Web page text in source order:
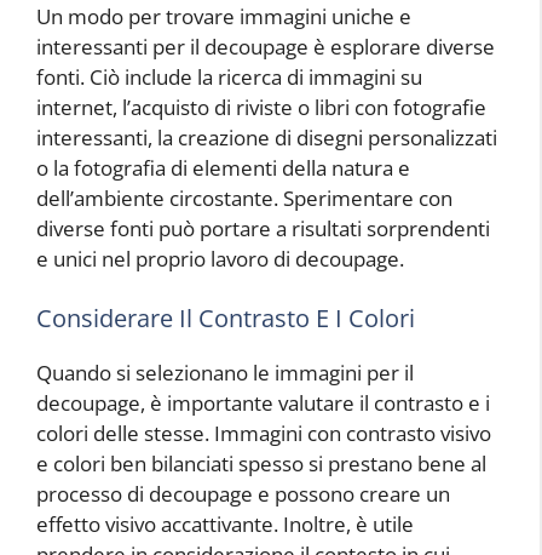
Un modo per trovare immagini uniche e
interessanti per il decoupage è esplorare diverse
fonti. Ciò include la ricerca di immagini su
internet, l’acquisto di riviste o libri con fotografie
interessanti, la creazione di disegni personalizzati
o la fotografia di elementi della natura e
dell’ambiente circostante. Sperimentare con
diverse fonti può portare a risultati sorprendenti
e unici nel proprio lavoro di decoupage.
Considerare Il Contrasto E I Colori
Quando si selezionano le immagini per il
decoupage, è importante valutare il contrasto e i
colori delle stesse. Immagini con contrasto visivo
e colori ben bilanciati spesso si prestano bene al
processo di decoupage e possono creare un
effetto visivo accattivante. Inoltre, è utile